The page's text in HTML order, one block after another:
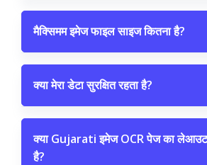
मैक्सिमम इमेज फाइल साइज कितना है?
क्या मेरा डेटा सुरक्षित रहता है?
क्या Gujarati इमेज OCR पेज का लेआउट
है?